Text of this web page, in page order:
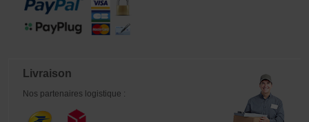
Livraison
Nos partenaires logistique :